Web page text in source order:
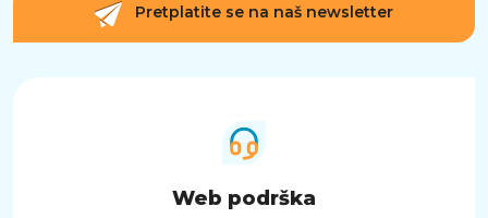
za dominaciju na terenu, NBA 2K25 je vaša
ulaznica u besmrtnost. Jeste li spremni postati
legenda?
Pretplatite se na naš newsletter
Web podrška